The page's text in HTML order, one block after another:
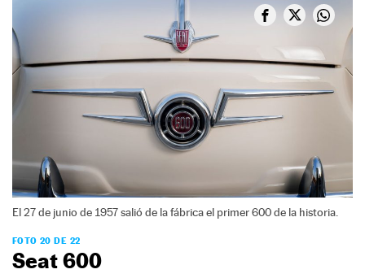
El 27 de junio de 1957 salió de la fábrica el primer 600 de la historia.
FOTO 20 DE 22
Seat 600